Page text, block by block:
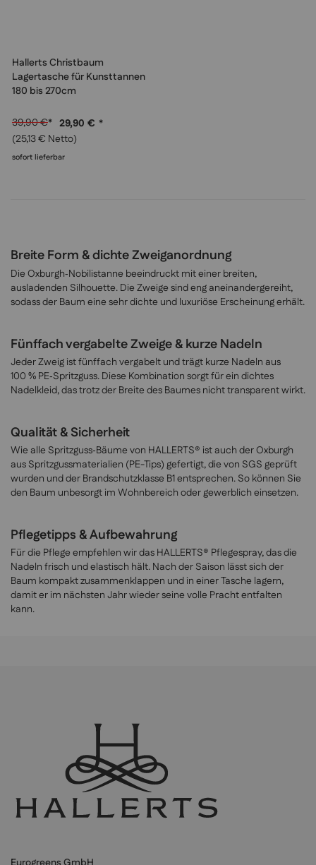
Hallerts Christbaum
Lager­tasche für Kunsttannen
180 bis 270cm
39,90 €* 29,90 € *
(25,13 € Netto)
sofort lieferbar
Breite Form & dichte Zweiganordnung
Die Oxburgh‑Nobilistanne beeindruckt mit einer breiten,
ausladenden Silhouette. Die Zweige sind eng aneinandergereiht,
sodass der Baum eine sehr dichte und luxuriöse Erscheinung erhält.
Fünffach vergabelte Zweige & kurze Nadeln
Jeder Zweig ist fünffach vergabelt und trägt kurze Nadeln aus
100 % PE‑Spritzguss. Diese Kombination sorgt für ein dichtes
Nadelkleid, das trotz der Breite des Baumes nicht transparent wirkt.
Qualität & Sicherheit
Wie alle Spritzguss‑Bäume von HALLERTS® ist auch der Oxburgh
aus Spritzgussmaterialien (PE-Tips) gefertigt, die von SGS geprüft
wurden und der Brandschutzklasse B1 entsprechen. So können Sie
den Baum unbesorgt im Wohnbereich oder gewerblich einsetzen.
Pflegetipps & Aufbewahrung
Für die Pflege empfehlen wir das HALLERTS® Pflegespray, das die
Nadeln frisch und elastisch hält. Nach der Saison lässt sich der
Baum kompakt zusammenklappen und in einer Tasche lagern,
damit er im nächsten Jahr wieder seine volle Pracht entfalten
kann.